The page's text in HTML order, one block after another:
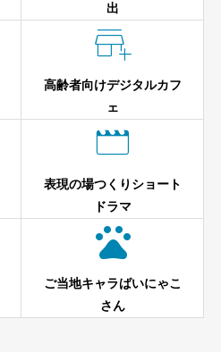
出

高齢者向けデジタルカフ
ェ

表現の場つくりショート
ドラマ

ご当地キャラばいにゃこ
さん